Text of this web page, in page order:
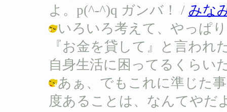
よ。p(^-^)q ガンバ！ / みな
いろいろ考えて、やっぱ
『お金を貸して』と言わ
自身生活に困ってるくらい
あぁ、でもこれに準じた
度あることは、なんてやだ